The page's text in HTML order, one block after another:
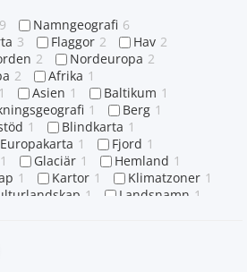
9 Namngeografi 6
3 Flaggor 2 Hav 2
2 Nordeuropa 2
2 Afrika 1
1 Asien 1 Baltikum 1
1 Berg 1
1 Blindkarta 1
Europakarta 1 Fjord 1
1 Glaciär 1 Hemland 1
1 Kartor 1 Klimatzoner 1
1 Landsnamn 1
Europa
Europa